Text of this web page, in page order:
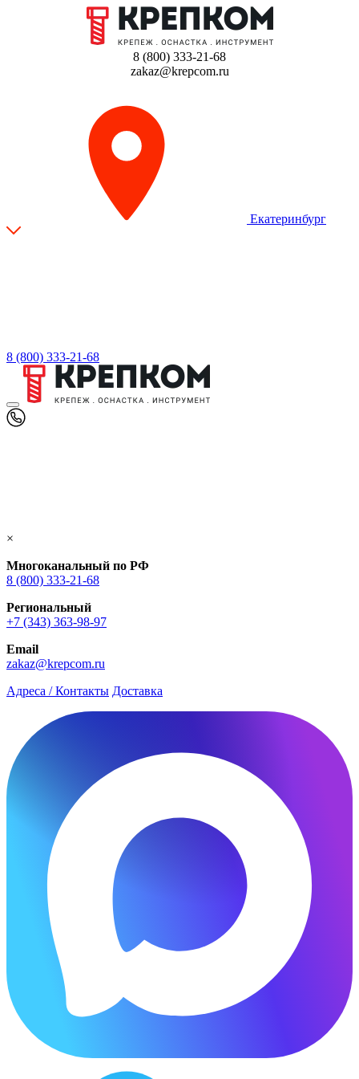
8 (800) 333-21-68
zakaz@krepcom.ru
Екатеринбург
8 (800) 333-21-68
×
Многоканальный по РФ
8 (800) 333‑21-68
Региональный
+7 (343) 363-98-97
Email
zakaz@krepcom.ru
Адреса / Контакты Доставка